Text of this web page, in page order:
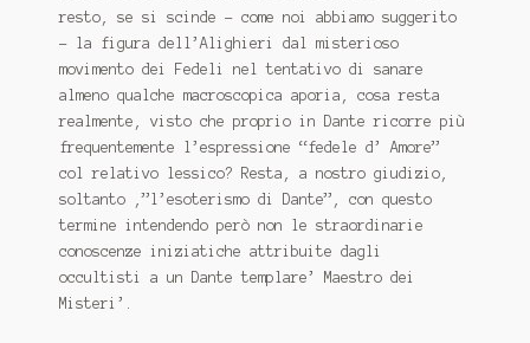
resto, se si scinde – come noi abbiamo suggerito
– la figura dell’Alighieri dal misterioso
movimento dei Fedeli nel tentativo di sanare
almeno qualche macroscopica aporia, cosa resta
realmente, visto che proprio in Dante ricorre più
frequentemente l’espressione “fedele d’ Amore”
col relativo lessico? Resta, a nostro giudizio,
soltanto ,”l’esoterismo di Dante”, con questo
termine intendendo però non le straordinarie
conoscenze iniziatiche attribuite dagli
occultisti a un Dante templare’ Maestro dei
Misteri’.